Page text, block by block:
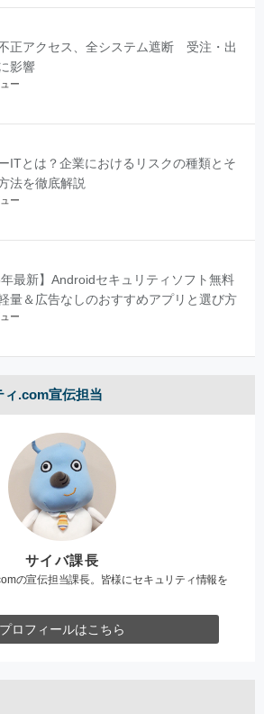
正アクセス、全システム遮断 受注・出
影響
ー
ITとは？企業におけるリスクの種類とそ
法を徹底解説
ー
年最新】Androidセキュリティソフト無料
量＆広告なしのおすすめアプリと選び方
ー
ィ.com宣伝担当
サイバ課長
の宣伝担当課長。皆様にセキュリティ情報を
プロフィールはこちら